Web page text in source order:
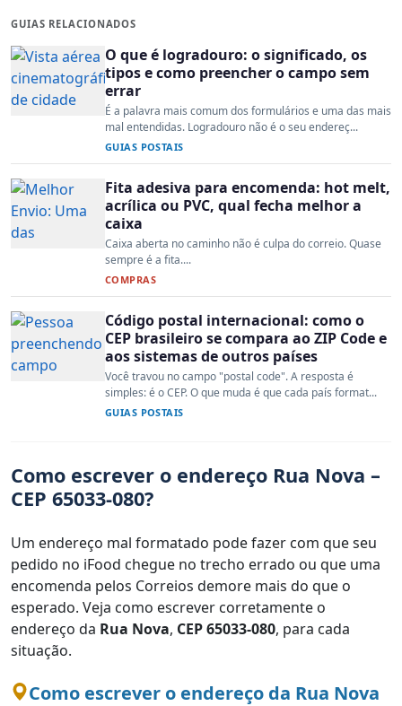
GUIAS RELACIONADOS
O que é logradouro: o significado, os
tipos e como preencher o campo sem
errar
É a palavra mais comum dos formulários e uma das mais
mal entendidas. Logradouro não é o seu endereç...
GUIAS POSTAIS
Fita adesiva para encomenda: hot melt,
acrílica ou PVC, qual fecha melhor a
caixa
Caixa aberta no caminho não é culpa do correio. Quase
sempre é a fita....
COMPRAS
Código postal internacional: como o
CEP brasileiro se compara ao ZIP Code e
aos sistemas de outros países
Você travou no campo "postal code". A resposta é
simples: é o CEP. O que muda é que cada país format...
GUIAS POSTAIS
Como escrever o endereço Rua Nova –
CEP 65033-080?
Um endereço mal formatado pode fazer com que seu
pedido no iFood chegue no trecho errado ou que uma
encomenda pelos Correios demore mais do que o
esperado. Veja como escrever corretamente o
endereço da Rua Nova, CEP 65033-080, para cada
situação.
Como escrever o endereço da Rua Nova